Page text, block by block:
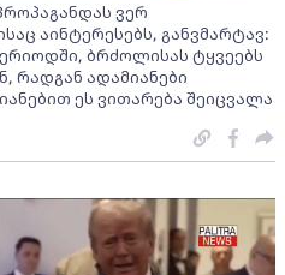
ვერ
აინტერესებს, განვმარტავ:
ბრძოლისას ტყვეებს
რადგან ადამიანები
ეს ვითარება შეიცვალა